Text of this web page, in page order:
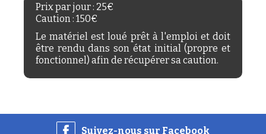
Prix par jour : 25€
Caution : 150€
Le matériel est loué prêt à l'emploi et doit
être rendu dans son état initial (propre et
fonctionnel) afin de récupérer sa caution.
Suivez-nous sur Facebook